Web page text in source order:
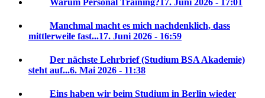
Warum Personal Training?17. Juni 2026 - 17:01
Manchmal macht es mich nachdenklich, dass
mittlerweile fast...17. Juni 2026 - 16:59
Der nächste Lehrbrief (Studium BSA Akademie)
steht auf...6. Mai 2026 - 11:38
Eins haben wir beim Studium in Berlin wieder